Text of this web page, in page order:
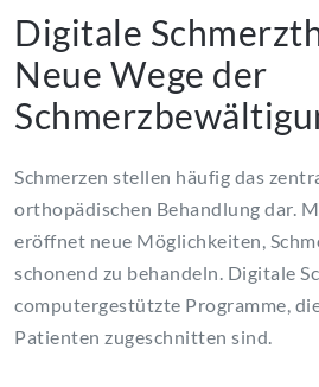
Digitale
Neue Wege der
Schmerzen stellen häufig das
orthopädischen Behandlung dar.
eröffnet neue Möglichkeiten,
schonend zu behandeln. Digitale
computergestützte Programme,
Patienten zugeschnitten sind.